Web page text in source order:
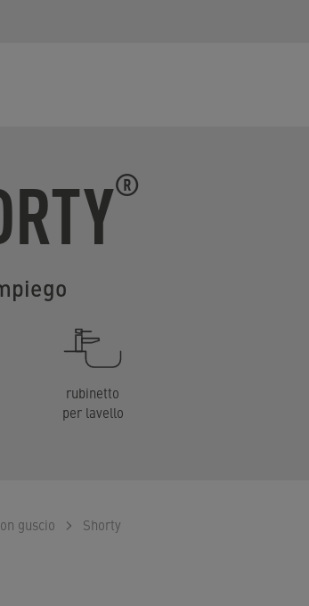
®
rubinetto
per lavello
guscio Shorty